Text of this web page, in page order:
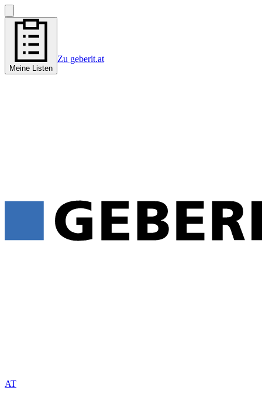
Meine Listen
Zu geberit.at
AT